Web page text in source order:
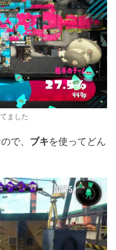
ました
で、 ブキを使ってどん